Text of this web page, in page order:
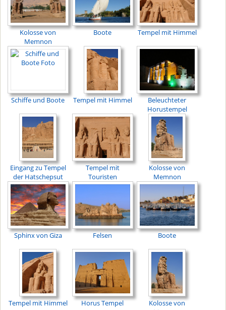
Kolosse von
Memnon
Boote Tempel mit Himmel
Schiffe und Boote Tempel mit Himmel
Beleuchteter
Horustempel
Eingang zu Tempel
der Hatschepsut
Tempel mit
Touristen
Kolosse von
Memnon
Sphinx von Giza Felsen Boote
Tempel mit Himmel Horus Tempel
Kolosse von